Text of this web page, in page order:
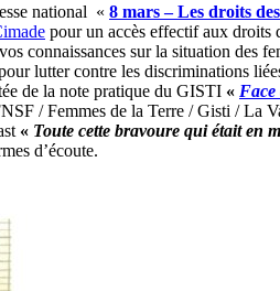
national « 8 mars – Les droits
pour un accès effectif aux droits
connaissances sur la situation des
lutter contre les discriminations
de la note pratique du GISTI « Face
/ Femmes de la Terre / Gisti / La
« Toute cette bravoure qui était en
d’écoute.